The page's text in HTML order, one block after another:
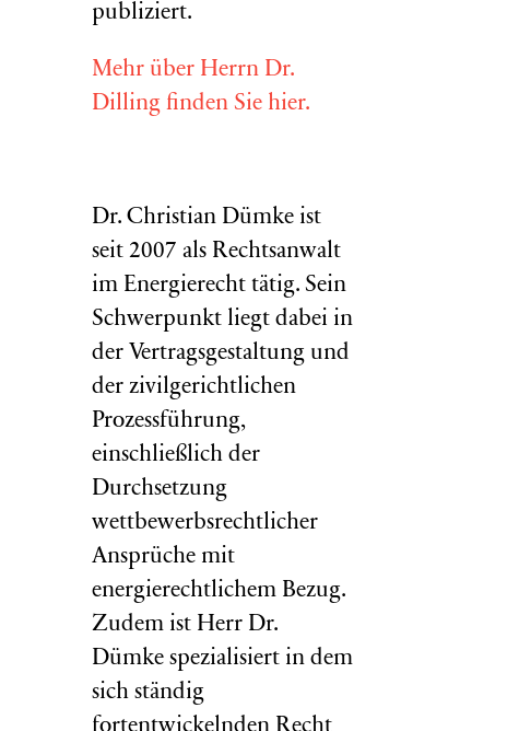
publiziert.
Mehr über Herrn Dr.
Dilling finden Sie hier.
Dr. Christian Dümke ist
seit 2007 als Rechtsanwalt
im Energierecht tätig. Sein
Schwerpunkt liegt dabei in
der Vertragsgestaltung und
der zivilgerichtlichen
Prozessführung,
einschließlich der
Durchsetzung
wettbewerbsrechtlicher
Ansprüche mit
energierechtlichem Bezug.
Zudem ist Herr Dr.
Dümke spezialisiert in dem
sich ständig